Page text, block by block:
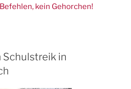
kein Gehorchen!
Schulstreik in